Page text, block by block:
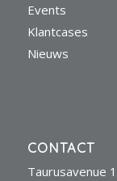
Events
Klantcases
Nieuws
CONTACT
Taurusavenue